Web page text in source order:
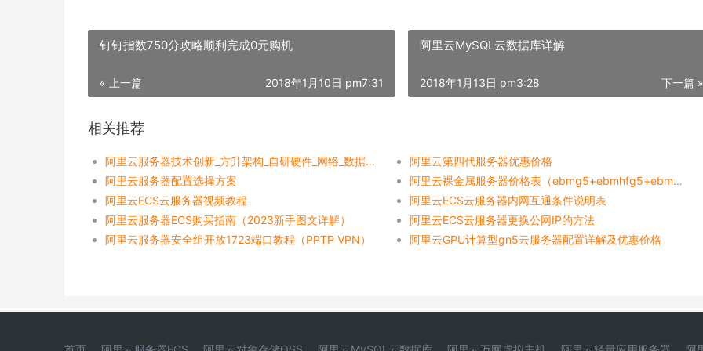
钉钉指数750分攻略顺利完成0元购机
« 上一篇 2018年1月10日 pm7:31
阿里云MySQL云数据库详解
下一篇 »
2018年1月13日 pm3:28
相关推荐
阿里云服务器技术创新_方升架构_自研硬件_网络_数据中心技术创新
阿里云第四代服务器优惠价格
阿里云服务器配置选择方案
阿里云裸金属服务器价格表（ebmg5+ebmhfg5+ebmc4）
阿里云ECS云服务器视频教程
阿里云ECS云服务器内网互通条件说明表
阿里云服务器ECS购买指南（2023新手图文详解）
阿里云ECS云服务器更换公网IP的方法
阿里云服务器安全组开放1723端口教程（PPTP VPN）
阿里云GPU计算型gn5云服务器配置详解及优惠价格